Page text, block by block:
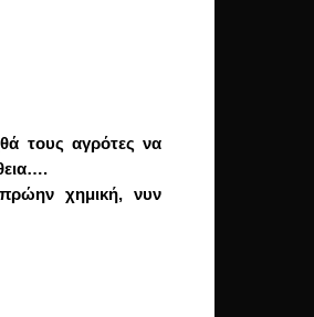
τους αγρότες να
χημική, νυν